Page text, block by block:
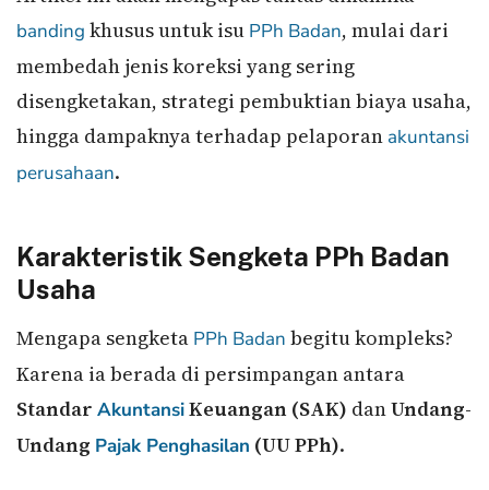
banding khusus untuk isu PPh Badan, mulai dari
membedah jenis koreksi yang sering
disengketakan, strategi pembuktian biaya usaha,
hingga dampaknya terhadap pelaporan akuntansi
perusahaan.
Karakteristik Sengketa PPh Badan
Usaha
Mengapa sengketa PPh Badan begitu kompleks?
Karena ia berada di persimpangan antara
Standar AkuntansiKeuangan (SAK) danUndang-
Undang Pajak Penghasilan (UU PPh).